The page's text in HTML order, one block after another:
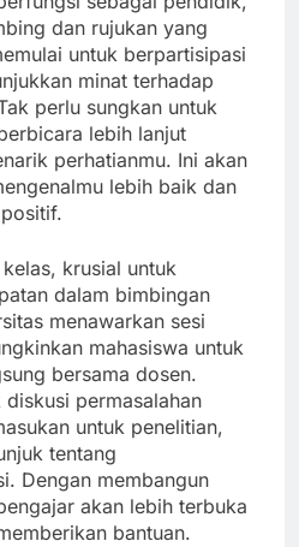
dan rujukan yang
untuk berpartisipasi
minat terhadap
perlu sungkan untuk
lebih lanjut
perhatianmu. Ini akan
lebih baik dan
krusial untuk
dalam bimbingan
menawarkan sesi
mahasiswa untuk
bersama dosen.
diskusi permasalahan
untuk penelitian,
tentang
Dengan membangun
akan lebih terbuka
bantuan.